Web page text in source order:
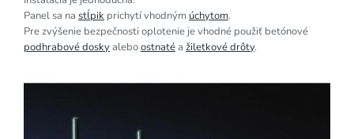
Panel sa na stĺpik prichytí vhodným úchytom.
Pre zvýšenie bezpečnosti oplotenie je vhodné použiť betónové
podhrabové doskyaleboostnatéa žiletkové drôty.